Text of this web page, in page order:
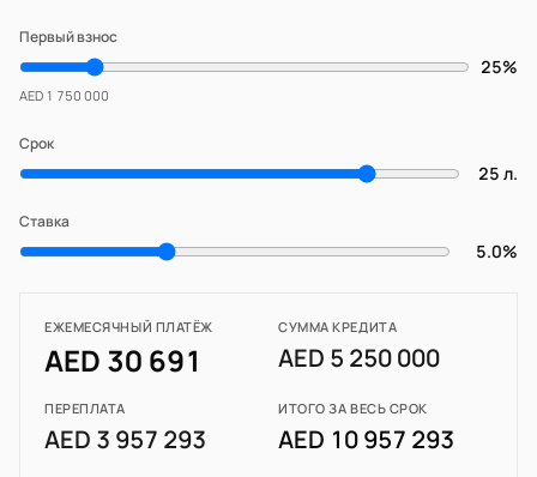
Первый взнос
25%
AED 1 750 000
Срок
25 л.
Ставка
5.0%
ЕЖЕМЕСЯЧНЫЙ ПЛАТЁЖ
AED 30 691
СУММА КРЕДИТА
AED 5 250 000
ПЕРЕПЛАТА
AED 3 957 293
ИТОГО ЗА ВЕСЬ СРОК
AED 10 957 293